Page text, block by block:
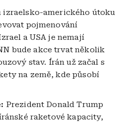
izraelsko-amerického útoku
pojmenování
a USA je nemají
bude akce trvat několik
stav. Írán už začal s
na země, kde působí
Prezident Donald Trump
raketové kapacity,